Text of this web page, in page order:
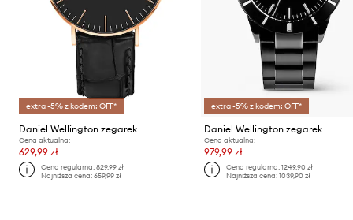
extra -5% z kodem: OFF*
Daniel Wellington zegarek
Cena aktualna:
629,99 zł
Cena regularna:829,99 zł
Najniższa cena:659,99 zł
extra -5% z kodem: OFF*
Daniel Wellington zegarek
Cena aktualna:
979,99 zł
Cena regularna: 1249,90 zł
Najniższa cena: 1039,90 zł